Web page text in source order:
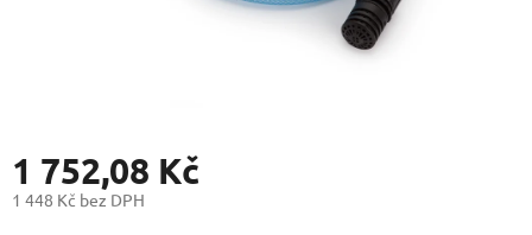
1 752,08 Kč
1 448 Kč bez DPH